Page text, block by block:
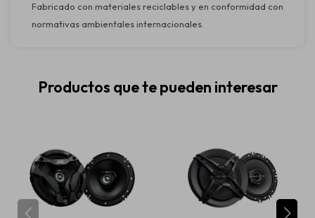
Fabricado con materiales reciclables y en conformidad con
normativas ambientales internacionales.
Productos que te pueden interesar